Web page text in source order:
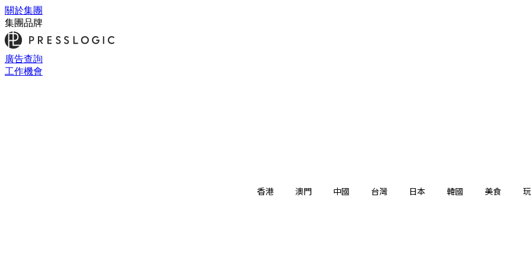
關於集團
集團品牌
廣告查詢
工作機會
香港 澳門 中國 台灣 日本 韓國 美食